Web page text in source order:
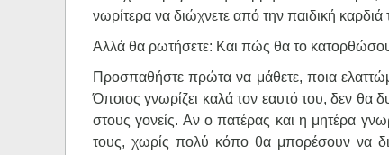
νωρίτερα να διώχνετε από την παιδική
Αλλά θα ρωτήσετε: Και πώς θα το
Προσπαθήστε πρώτα να μάθετε, ποια
Όποιος γνωρίζει καλά τον εαυτό του, δεν θα
στους γονείς. Αν ο πατέρας και η μητέρα
τους, χωρίς πολύ κόπο θα μπορέσουν να